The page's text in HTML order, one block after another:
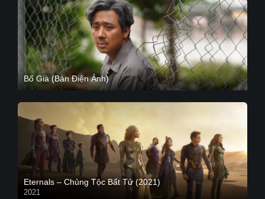
Bố Già (Bản Điện Ảnh)
Eternals – Chủng Tộc Bất Tử (2021)
2021